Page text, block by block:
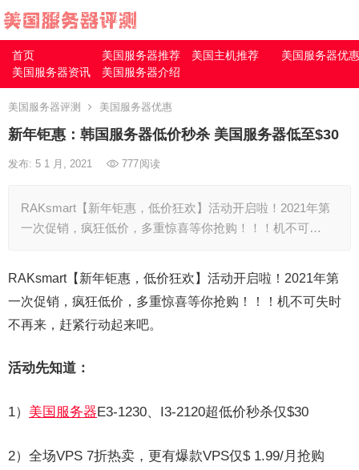
首页 美国服务器推荐 美国主机推荐
美国服务器优惠
美国服务器资讯
美国服务器介绍
美国服务器评测 美国服务器优惠
新年钜惠：韩国服务器低价秒杀 美国服务器低至$30
发布: 5 1 月, 2021 777阅读
RAKsmart【新年钜惠，低价狂欢】活动开启啦！2021年第
一次促销，疯狂低价，多重惊喜等你抢购！！！机不可…
RAKsmart【新年钜惠，低价狂欢】活动开启啦！2021年第
一次促销，疯狂低价，多重惊喜等你抢购！！！机不可失时
不再来，赶紧行动起来吧。
活动先知道：
1） 美国服务器E3-1230、I3-2120超低价秒杀仅$30
2）全场VPS 7折热卖，更有爆款VPS仅$ 1.99/月抢购